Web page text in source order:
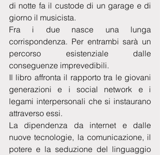
di notte fa il custode di un garage e di
giorno il musicista.
Fra i due nasce una lunga
corrispondenza. Per entrambi sarà un
percorso esistenziale dalle
conseguenze imprevedibili.
Il libro affronta il rapporto tra le giovani
generazioni e i social network e i
legami interpersonali che si instaurano
attraverso essi.
La dipendenza da internet e dalle
nuove tecnologie, la comunicazione, il
potere e la seduzione del linguaggio